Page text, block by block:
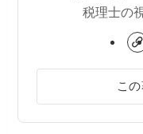
税理士の
こ